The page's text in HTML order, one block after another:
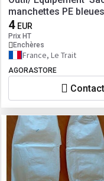
manchettes PE
4 EUR
Prix HT
Enchères
France, Le Trait
AGORASTORE